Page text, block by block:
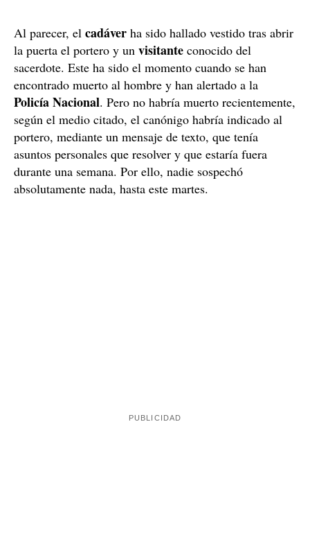
Al parecer, el cadáver ha sido hallado vestido tras abrir
la puerta el portero y un visitante conocido del
sacerdote. Este ha sido el momento cuando se han
encontrado muerto al hombre y han alertado a la
Policía Nacional. Pero no habría muerto recientemente,
según el medio citado, el canónigo habría indicado al
portero, mediante un mensaje de texto, que tenía
asuntos personales que resolver y que estaría fuera
durante una semana. Por ello, nadie sospechó
absolutamente nada, hasta este martes.